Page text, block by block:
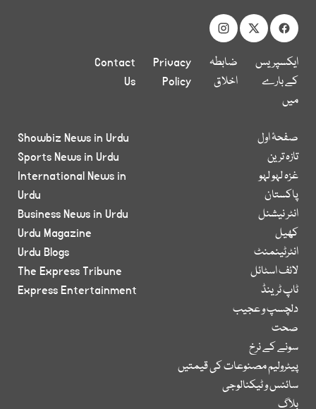
ایکسپریس
کے بارے
میں
ضابطہ
اخلاق
Privacy
Policy
Contact
Us
صفحۂ اول
تازہ ترین
غزہ لہو لہو
پاکستان
انٹر نیشنل
کھیل
انٹرٹینمنٹ
لائف اسٹائل
ٹاپ ٹرینڈ
دلچسپ و عجیب
صحت
سونے کے نرخ
پیٹرولیم مصنوعات کی قیمتیں
سائنس و ٹیکنالوجی
بلاگ
Showbiz News in Urdu
Sports News in Urdu
International News in
Urdu
Business News in Urdu
Urdu Magazine
Urdu Blogs
The Express Tribune
Express Entertainment